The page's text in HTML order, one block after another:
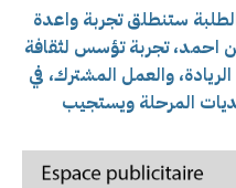
ستنطلق تجربة واعدة
وهران 2 محمد بن احمد، تجربة تؤسس لثقافة
والعمل المشترك، في
المرحلة ويستجيب